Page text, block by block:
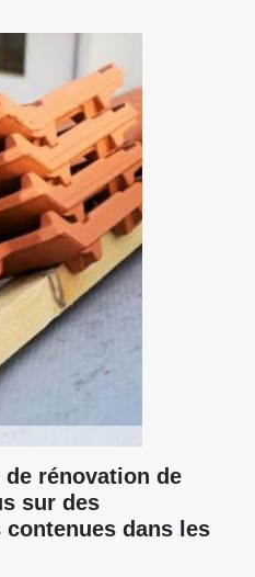
rénovation de
sur des
dans les